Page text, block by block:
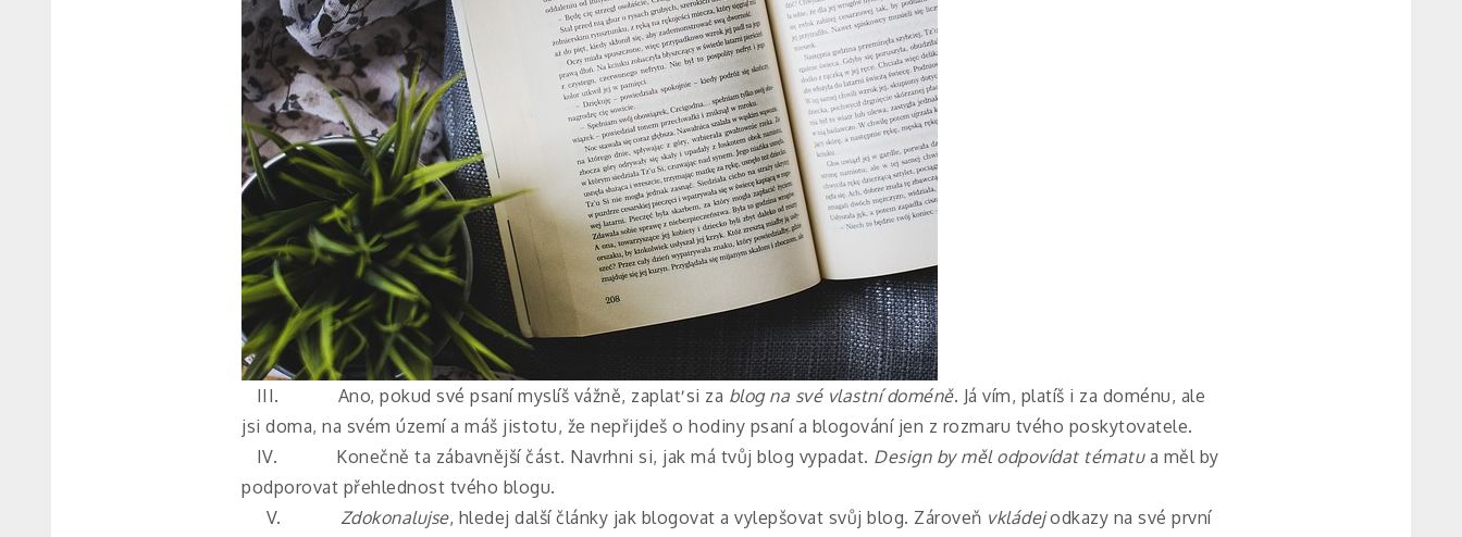
III. Ano, pokud své psaní myslíš vážně, zaplať si za blog na své vlastní doméně. Já vím, platíš i za doménu, ale
jsi doma, na svém území a máš jistotu, že nepřijdeš o hodiny psaní a blogování jen z rozmaru tvého poskytovatele.
IV. Konečně ta zábavnější část. Navrhni si, jak má tvůj blog vypadat. Design by měl odpovídat tématua měl by
podporovat přehlednost tvého blogu.
V. Zdokonalujse, hledej další články jak blogovat a vylepšovat svůj blog. Zároveň vkládejodkazy na své první